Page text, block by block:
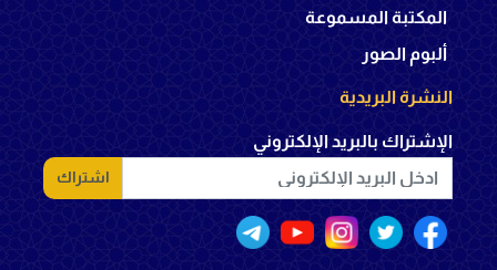
المكتبة المسموعة
ألبوم الصور
النشرة البريدية
الإشتراك بالبريد الإلكتروني
اشتراك